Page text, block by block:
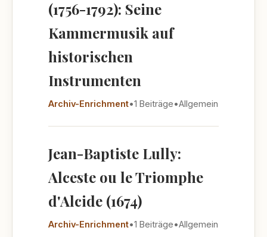
(1756-1792): Seine
Kammermusik auf
historischen
Instrumenten
Archiv-Enrichment•1 Beiträge•Allgemein
Jean-Baptiste Lully:
Alceste ou le Triomphe
d'Alcide (1674)
Archiv-Enrichment•1 Beiträge•Allgemein